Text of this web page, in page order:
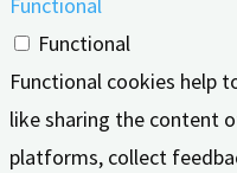
Functional
Functional
Functional cookies help
like sharing the content
platforms, collect